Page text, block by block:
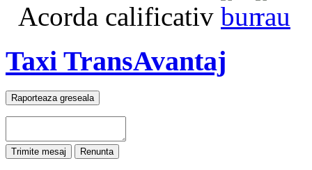
Acorda calificativ
Taxi TransAvantaj